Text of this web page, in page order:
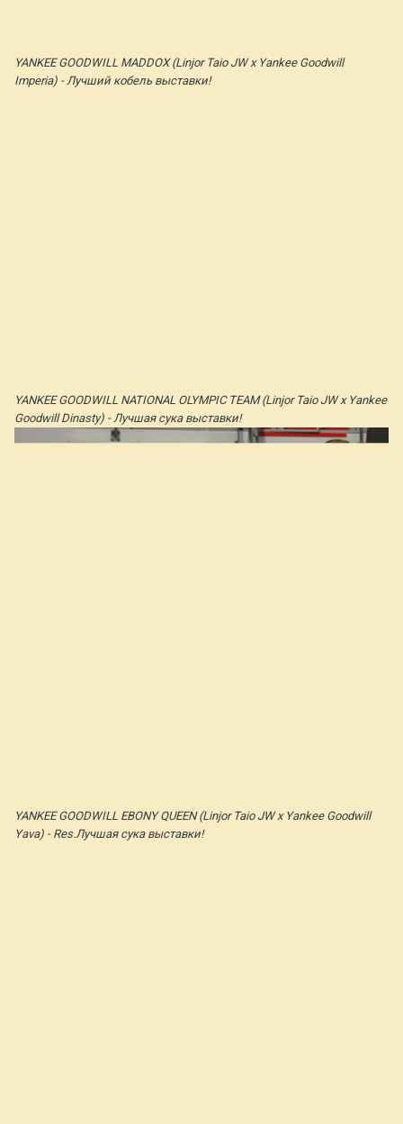
YANKEE GOODWILL MADDOX (Linjor Taio JW x Yankee Goodwill
Imperia) - Лучший кобель выставки!
YANKEE GOODWILL NATIONAL OLYMPIC TEAM (Linjor Taio JW x Yankee
Goodwill Dinasty) - Лучшая сука выставки!
YANKEE GOODWILL EBONY QUEEN (Linjor Taio JW x Yankee Goodwill
Yava) - Res.Лучшая сука выставки!